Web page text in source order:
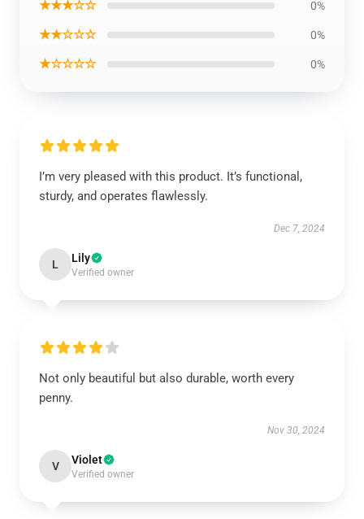
★★★☆☆ 0%
★★☆☆☆ 0%
★☆☆☆☆ 0%
I’m very pleased with this product. It’s functional,
sturdy, and operates flawlessly.
Dec 7, 2024
L Lily
Verified owner
Not only beautiful but also durable, worth every
penny.
Nov 30, 2024
V Violet
Verified owner